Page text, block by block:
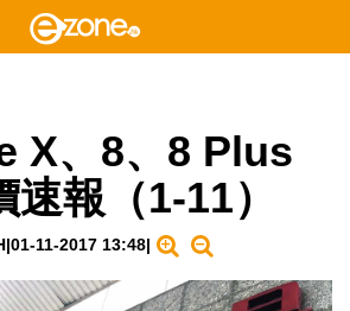
X、8、8 Plus
速報（1-11）
|01-11-2017 13:48|